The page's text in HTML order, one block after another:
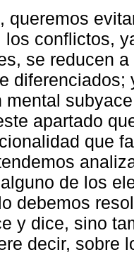
queremos
los conflictos,
se reducen
mental
apartado
que
de los
debemos
y dice, sino
decir, sobre